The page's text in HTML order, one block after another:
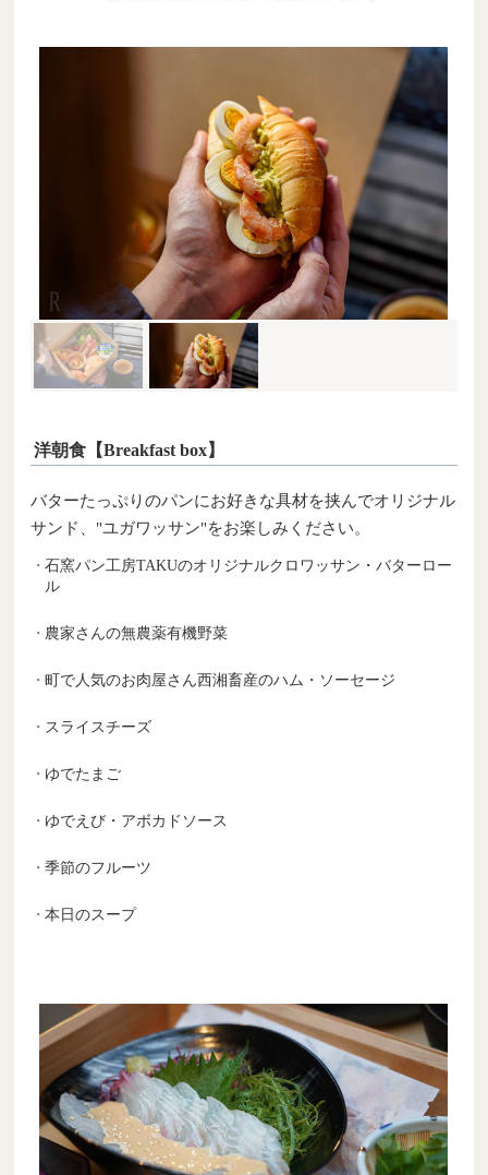
洋朝食【Breakfast box】
バターたっぷりのパンにお好きな具材を挟んでオリジナル
サンド、"ユガワッサン"をお楽しみください。
⽯窯パン⼯房TAKUのオリジナルクロワッサン・バターロー
ル
農家さんの無農薬有機野菜
町で人気のお肉屋さん西湘畜産のハム・ソーセージ
スライスチーズ
ゆでたまご
ゆでえび・アボカドソース
季節のフルーツ
本日のスープ